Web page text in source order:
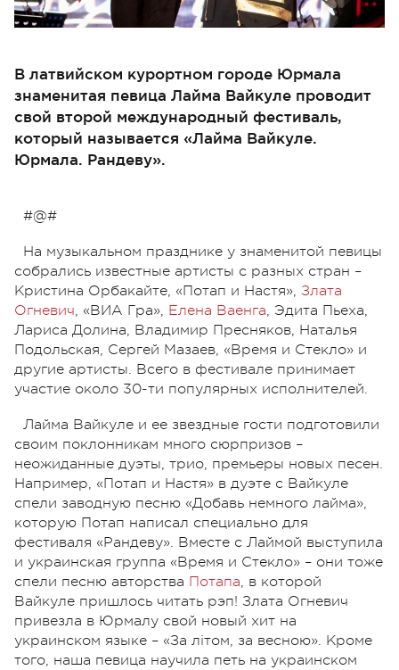
В латвийском курортном городе Юрмала
знаменитая певица Лайма Вайкуле проводит
свой второй международный фестиваль,
который называется «Лайма Вайкуле.
Юрмала. Рандеву».
#@#
На музыкальном празднике у знаменитой певицы
собрались известные артисты с разных стран –
Кристина Орбакайте, «Потап и Настя», Злата
Огневич, «ВИА Гра», Елена Ваенга, Эдита Пьеха,
Лариса Долина, Владимир Пресняков, Наталья
Подольская, Сергей Мазаев, «Время и Стекло» и
другие артисты. Всего в фестивале принимает
участие около 30-ти популярных исполнителей.
Лайма Вайкуле и ее звездные гости подготовили
своим поклонникам много сюрпризов –
неожиданные дуэты, трио, премьеры новых песен.
Например, «Потап и Настя» в дуэте с Вайкуле
спели заводную песню «Добавь немного лайма»,
которую Потап написал специально для
фестиваля «Рандеву». Вместе с Лаймой выступила
и украинская группа «Время и Стекло» – они тоже
спели песню авторства Потапа, в которой
Вайкуле пришлось читать рэп! Злата Огневич
привезла в Юрмалу свой новый хит на
украинском языке – «За літом, за весною». Кроме
того, наша певица научила петь на украинском